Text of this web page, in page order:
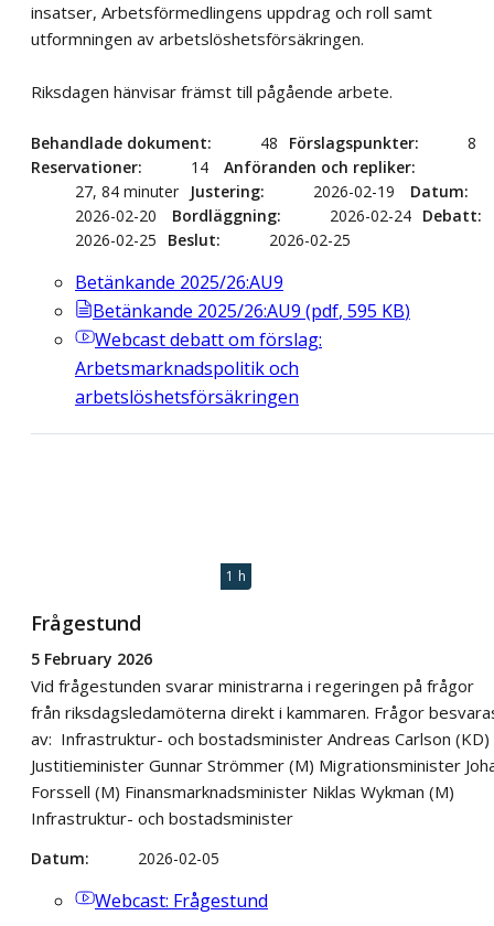
insatser, Arbetsförmedlingens uppdrag och roll samt
utformningen av arbetslöshetsförsäkringen.
Riksdagen hänvisar främst till pågående arbete.
Behandlade dokument 48 Förslagspunkter
8
Reservationer
14
Anföranden och repliker
27, 84 minuter
Justering 2026-02-19
Datum
2026-02-20
Bordläggning 2026-02-24 Debatt
2026-02-25
Beslut 2026-02-25
Betänkande 2025/26:AU9
Betänkande 2025/26:AU9 (pdf, 595 KB)
Webcastdebatt om förslag:
Arbetsmarknadspolitik och
arbetslöshetsförsäkringen
1 h
Frågestund
5 February 2026
Vid frågestunden svarar ministrarna i regeringen på frågor
från riksdagsledamöterna direkt i kammaren. Frågor
av: Infrastruktur- och bostadsminister Andreas Carlson (KD)
Justitieminister Gunnar Strömmer (M) Migrationsminister
Forssell (M) Finansmarknadsminister Niklas Wykman (M)
Infrastruktur- och bostadsminister
Datum 2026-02-05
Webcast: Frågestund